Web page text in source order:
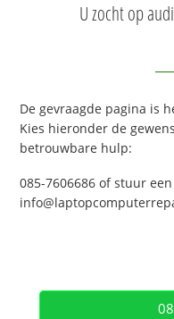
U zocht op
De gevraagde pagina is
Kies hieronder de
betrouwbare hulp:
085-7606686 of stuur